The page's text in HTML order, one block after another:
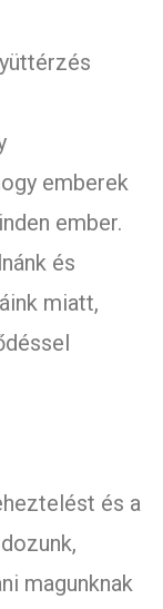
emberek
ember.
és
miatt,
és a
magunknak